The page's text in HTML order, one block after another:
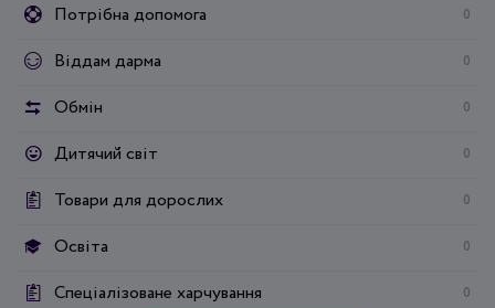
Потрібна допомога 0
Віддам дарма 0
Обмін 0
Дитячий світ 0
Товари для дорослих 0
Освіта 0
Спеціалізоване харчування 0